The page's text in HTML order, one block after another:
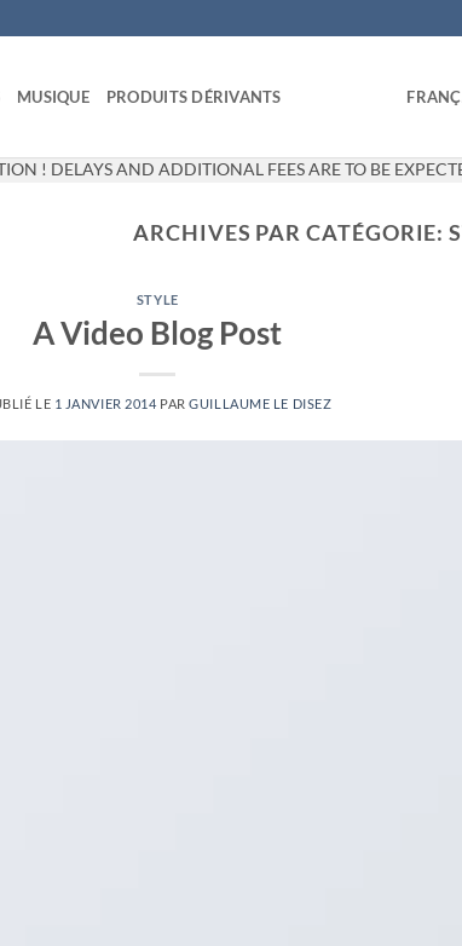
MUSIQUE PRODUITS DÉRIVANTS
! DELAYS AND ADDITIONAL FEES ARE TO BE
ARCHIVES PAR CATÉGORIE:
STYLE
A Video Blog Post
LE 1 JANVIER 2014 PARGUILLAUME LE DISEZ